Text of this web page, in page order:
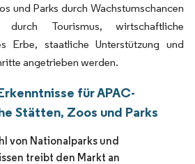
und Parks durch Wachstumschancen
durch Tourismus, wirtschaftliche
Erbe, staatliche Unterstützung und
angetrieben werden.
für APAC-
Stätten, Zoos und Parks
von Nationalparks und
treibt den Markt an